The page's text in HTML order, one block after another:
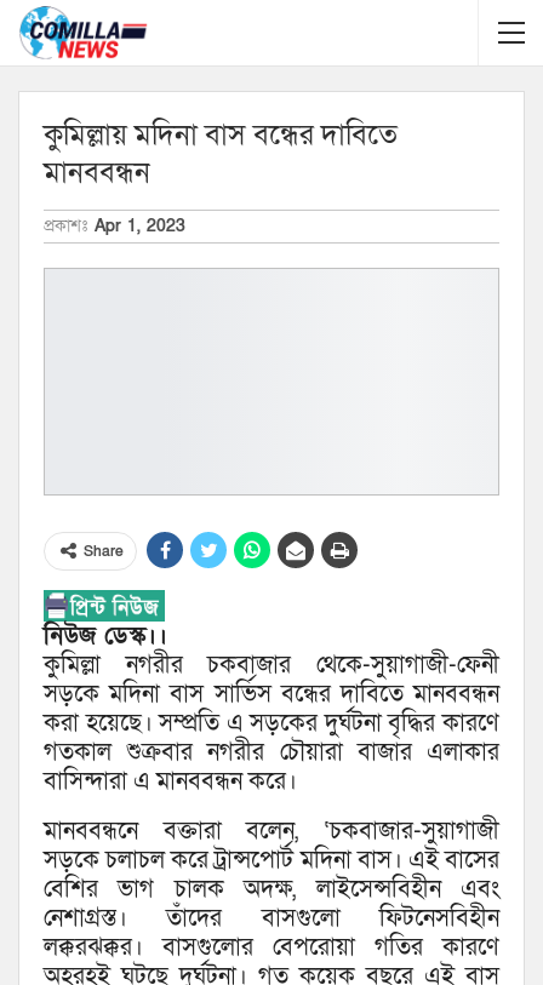
কুমিল্লায় মদিনা বাস বন্ধের দাবিতে
মানববন্ধন
প্রকাশঃ Apr 1, 2023
Share
নিউজ ডেস্ক।।
কুমিল্লা নগরীর চকবাজার থেকে-সুয়াগাজী-ফেনী
সড়কে মদিনা বাস সার্ভিস বন্ধের দাবিতে মানববন্ধন
করা হয়েছে। সম্প্রতি এ সড়কের দুর্ঘটনা বৃদ্ধির কারণে
গতকাল শুক্রবার নগরীর চৌয়ারা বাজার এলাকার
বাসিন্দারা এ মানববন্ধন করে।
মানববন্ধনে বক্তারা বলেন, ‘চকবাজার-সুয়াগাজী
সড়কে চলাচল করে ট্রান্সপোর্ট মদিনা বাস। এই বাসের
বেশির ভাগ চালক অদক্ষ, লাইসেন্সবিহীন এবং
নেশাগ্রস্ত। তাঁদের বাসগুলো ফিটনেসবিহীন
লক্করঝক্কর। বাসগুলোর বেপরোয়া গতির কারণে
অহরহই ঘটছে দুর্ঘটনা। গত কয়েক বছরে এই বাস